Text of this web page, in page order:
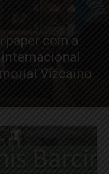
paper com a
Vizcaíno